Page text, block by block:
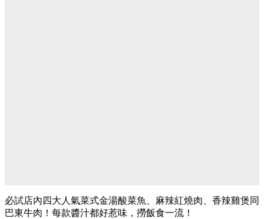
必試店內四大人氣菜式金湯酸菜魚、麻辣紅燒肉、香辣雞煲同
巴東牛肉！每款醬汁都好惹味，撈飯食一流！